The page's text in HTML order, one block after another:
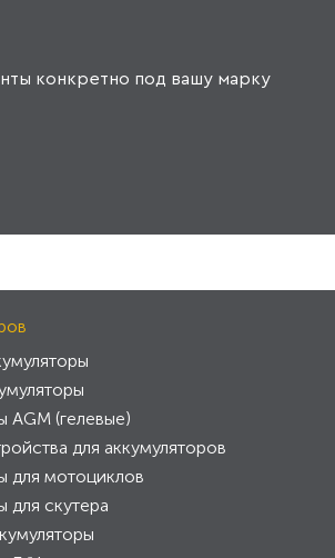
конкретно под вашу марку
AGM (гелевые)
для аккумуляторов
для мотоциклов
для скутера